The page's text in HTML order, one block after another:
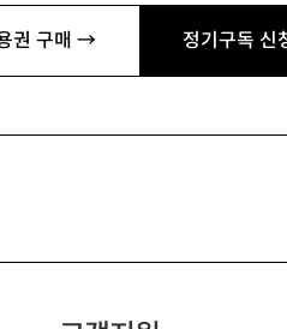
권 구매 → 정기구독